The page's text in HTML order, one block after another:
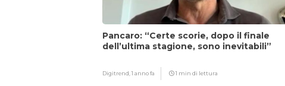
Pancaro: “Certe scorie, dopo il finale
dell’ultima stagione, sono inevitabili”
Digitrend,1 anno fa 1 min di lettura